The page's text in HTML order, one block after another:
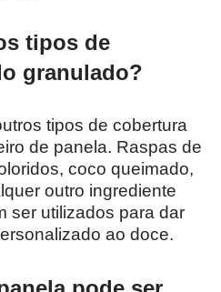
tipos de
granulado?
tipos de cobertura
de panela. Raspas de
coco queimado,
outro ingrediente
ser utilizados para dar
ao doce.